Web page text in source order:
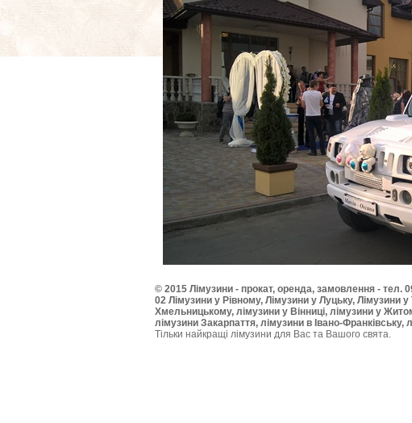
© 2015 Лімузини - прокат, оренда, замовлення - тел.
02 Лімузини у Рівному, Лімузини у Луцьку, Лімузини у
Хмельницькому, лімузини у Вінниці, лімузини у
лімузини Закарпаття, лімузини в Івано-Франківську,
Тільки найкращі лімузини для Вас та Вашого свята.